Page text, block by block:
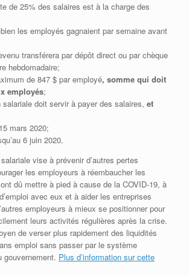
de 25% des salaires est à la charge des
les employés gagnaient par semaine avant
transférera par dépôt direct ou par chèque
hebdomadaire;
de 847 $ par employé, somme qui doit
employés;
salariale doit servir à payer des salaires, et
mars 2020;
6 juin 2020.
vise à prévenir d’autres pertes
les employeurs à réembaucher les
dû mettre à pied à cause de la COVID-19, à
avec eux et à aider les entreprises
employeurs à mieux se positionner pour
leurs activités régulières après la crise.
de verser plus rapidement des liquidités
emploi sans passer par le système
gouvernement. Plus d’information sur cette